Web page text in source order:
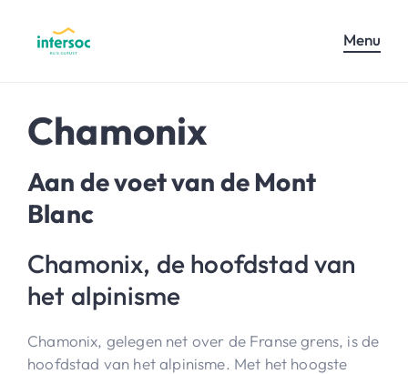
Menu
Chamonix
Aan de voet van de Mont
Blanc
Chamonix, de hoofdstad van
het alpinisme
Chamonix, gelegen net over de Franse grens, is de
hoofdstad van het alpinisme. Met het hoogste